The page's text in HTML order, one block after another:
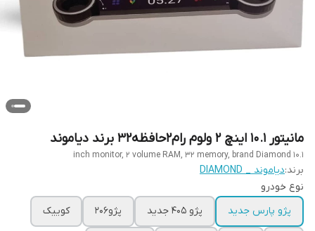
مانیتور 10.1 اینچ 2 ولوم رام2حافظه32 برند دیاموند
10.1 inch monitor, 2 volume RAM, 32 memory, brand Diamond
برند:دیاموند _ DIAMOND
نوع خودرو
پژو پارس جدید
پژو 405 جدید پژو206 کوییک